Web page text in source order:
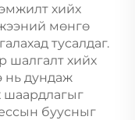
хийх
мөнгө
тусалдаг.
шалгалт хийх
нь дундаж
шаардлагыг
буусныг